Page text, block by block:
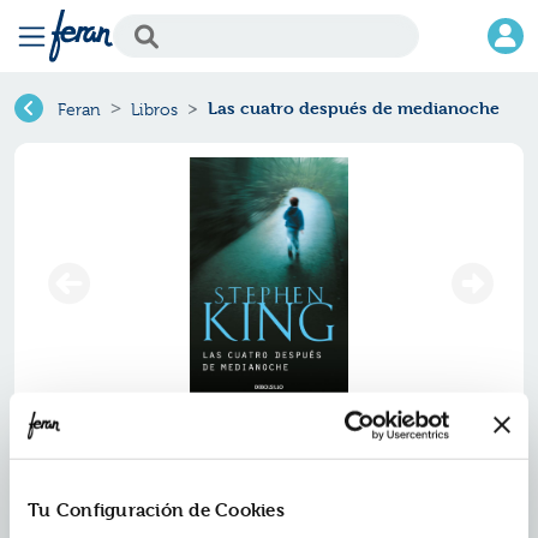
Tu Configuración de Cookies
Feran Libros Las cuatro después de medianoche
Las cuatro después de
ZBS-B102-55